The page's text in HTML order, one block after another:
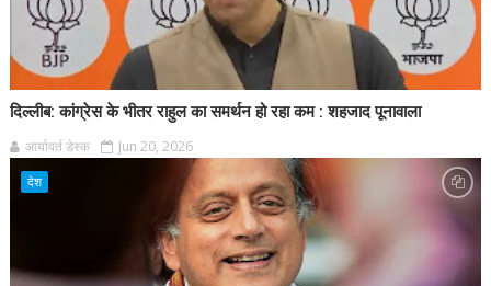
दिल्लीब: कांग्रेस के भीतर राहुल का समर्थन हो रहा कम : शहजाद पूनावाला
आर्यावर्त डेस्क Jun 20, 2026
देश